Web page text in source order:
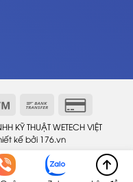
KỸ THUẬT WETECH VIỆT
kế bởi 176.vn